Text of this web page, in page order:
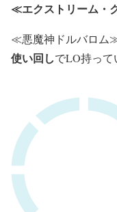
≪エクストリーム・
≪悪魔神ドルバロム
使い回しでLO持って